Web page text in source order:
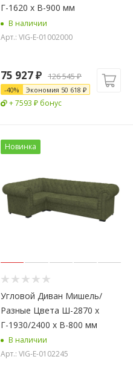
Г-1620 х В-900 мм
В наличии
Арт.: VIG-E-01002000
75 927₽ 126 545₽
-40% Экономия 50 618 ₽
+ 7593 ₽ бонус
Новинка
Угловой Диван Мишель/
Разные Цвета Ш-2870 х
Г-1930/2400 х В-800 мм
В наличии
Арт.: VIG-E-0102245